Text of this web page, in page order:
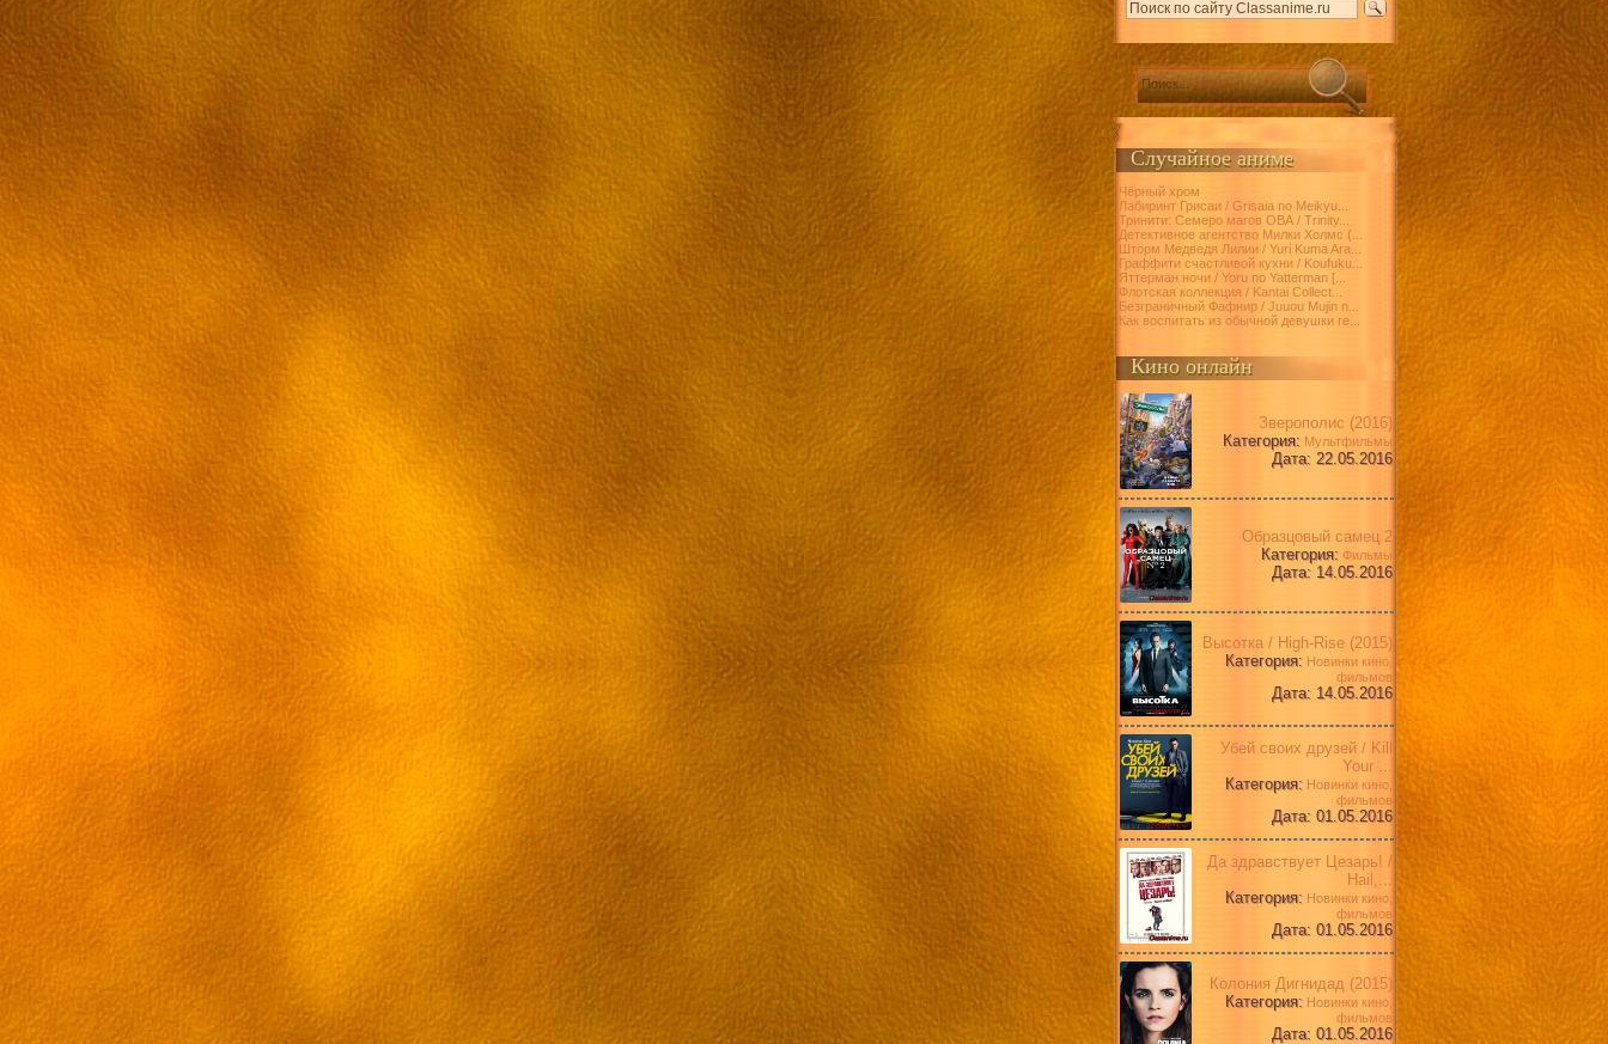
Случайное аниме
Чёрный хром
Лабиринт Грисаи / Grisaia no Meikyu...
Тринити: Семеро магов ОВА / Trinity...
Детективное агентство Милки Холмс (...
Шторм Медведя Лилии / Yuri Kuma Ara...
Граффити счастливой кухни / Koufuku...
Яттерман ночи / Yoru no Yatterman [...
Флотская коллекция / Kantai Collect...
Безграничный Фафнир / Juuou Mujin n...
Как воспитать из обычной девушки ге...
Кино онлайн
Зверополис (2016)
Категория: Мультфильмы
Дата: 22.05.2016
Образцовый самец 2
Категория: Фильмы
Дата: 14.05.2016
Высотка / High-Rise (2015)
Категория: Новинки кино,
фильмов
Дата: 14.05.2016
Убей своих друзей / Kill
Your ...
Категория: Новинки кино,
фильмов
Дата: 01.05.2016
Да здравствует Цезарь! /
Hail,...
Категория: Новинки кино,
фильмов
Дата: 01.05.2016
Колония Дигнидад (2015)
Категория: Новинки кино,
фильмов
Дата: 01.05.2016